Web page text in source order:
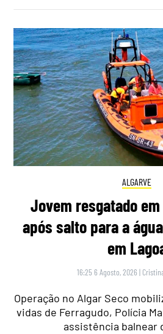
ALGARVE
Jovem resgatado
após salto para a
em
16:25 6 Agosto, 2026 |
Operação no Algar Seco
vidas de Ferragudo, Polícia
assistência balnear